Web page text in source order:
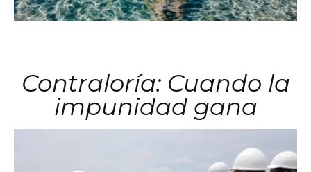
Contraloría: Cuando la
impunidad gana